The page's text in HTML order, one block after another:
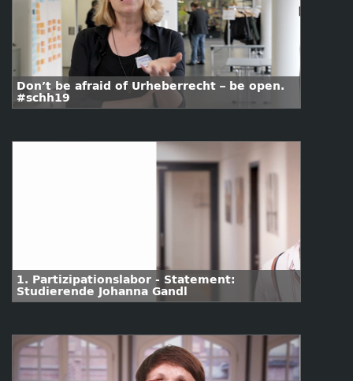
Don’t be afraid of Urheberrecht – be open.
#schh19
1. Partizipationslabor - Statement:
Studierende Johanna Gandl